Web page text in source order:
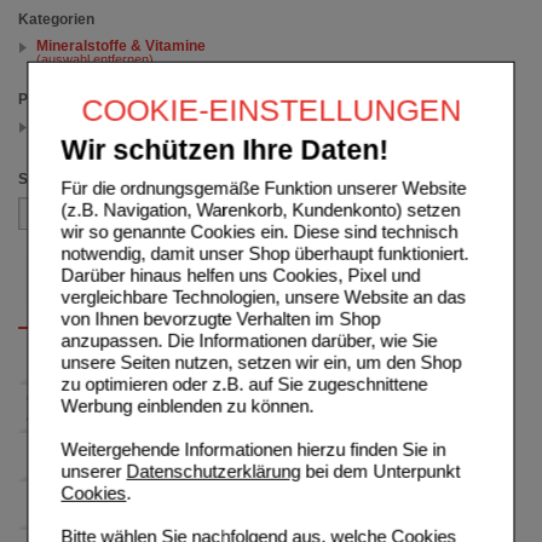
COOKIE-EINSTELLUNGEN
Wir schützen Ihre Daten!
Für die ordnungsgemäße Funktion unserer Website
(z.B. Navigation, Warenkorb, Kundenkonto) setzen
wir so genannte Cookies ein. Diese sind technisch
notwendig, damit unser Shop überhaupt funktioniert.
Darüber hinaus helfen uns Cookies, Pixel und
vergleichbare Technologien, unsere Website an das
von Ihnen bevorzugte Verhalten im Shop
anzupassen. Die Informationen darüber, wie Sie
unsere Seiten nutzen, setzen wir ein, um den Shop
zu optimieren oder z.B. auf Sie zugeschnittene
Werbung einblenden zu können.
Weitergehende Informationen hierzu finden Sie in
unserer Datenschutzerklärungbei dem Unterpunkt
Cookies.
Bitte wählen Sie nachfolgend aus, welche Cookies
Kategorien
Mineralstoffe & Vitamine
(auswahl entfernen)
Packungsgröße
(auswahl entfernen)
Sortieren nach